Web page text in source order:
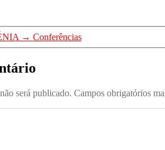
→ Conferências
será publicado. Campos obrigatórios